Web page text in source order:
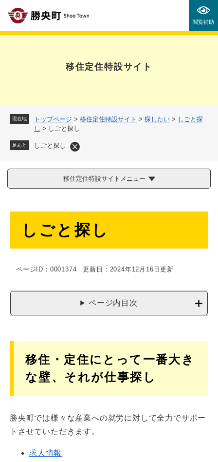
の
閲覧補助
移住定住特設サイト
現在地 トップページ > 移住定住特設サイト > 探したい > しごと探
し > しごと探し
足あと しごと探し
移住定住特設サイトメニュー
しごと探し
ページID：0001374 更新日：2024年12月16日更新
ページ内目次
移住・定住にとって一番大き
な壁、それが仕事探し
勝央町では様々な産業への就労に対して全力でサポー
トさせていただきます。
求人情報